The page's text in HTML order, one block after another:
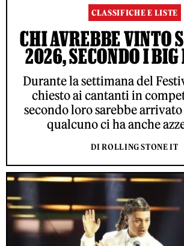
CLASSIFICHE E LISTE
CHI AVREBBE VINTO
2026, SECONDO I
Durante la settimana del
chiesto ai cantanti in
secondo loro sarebbe
qualcuno ci ha anche
DI ROLLING STONE IT